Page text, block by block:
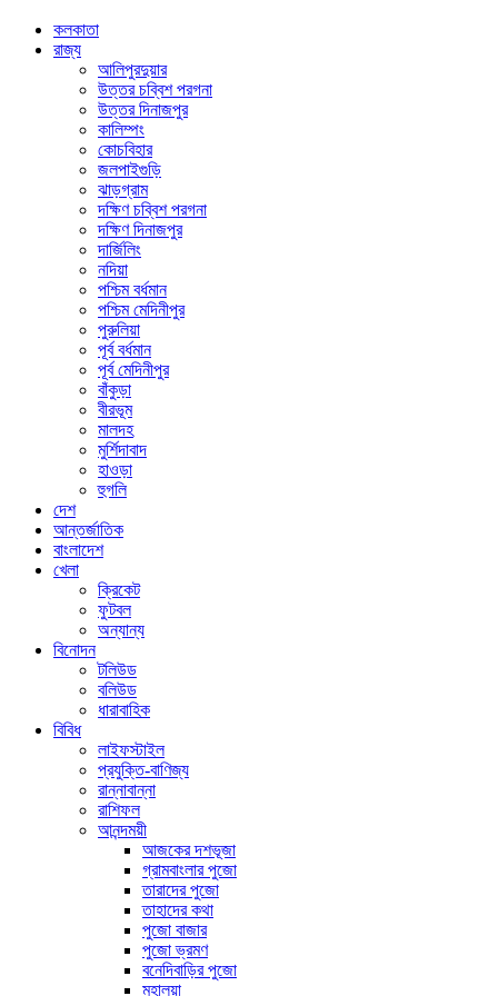
কলকাতা
রাজ্য
আলিপুরদুয়ার
উত্তর চব্বিশ পরগনা
উত্তর দিনাজপুর
কালিম্পং
কোচবিহার
জলপাইগুড়ি
ঝাড়গ্রাম
দক্ষিণ চব্বিশ পরগনা
দক্ষিণ দিনাজপুর
দার্জিলিং
নদিয়া
পশ্চিম বর্ধমান
পশ্চিম মেদিনীপুর
পুরুলিয়া
পূর্ব বর্ধমান
পূর্ব মেদিনীপুর
বাঁকুড়া
বীরভূম
মালদহ
মুর্শিদাবাদ
হাওড়া
হুগলি
দেশ
আন্তর্জাতিক
বাংলাদেশ
খেলা
ক্রিকেট
ফুটবল
অন্যান্য
বিনোদন
টলিউড
বলিউড
ধারাবাহিক
বিবিধ
লাইফস্টাইল
প্রযুক্তি-বাণিজ্য
রান্নাবান্না
রাশিফল
আনন্দময়ী
আজকের দশভূজা
গ্রামবাংলার পুজো
তারাদের পুজো
তাহাদের কথা
পুজো বাজার
পুজো ভ্রমণ
বনেদিবাড়ির পুজো
মহালয়া